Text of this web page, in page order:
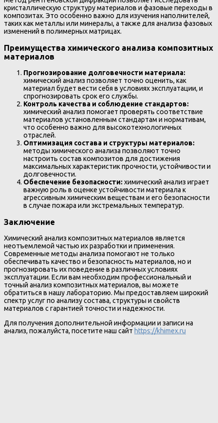
кристаллическую структуру материалов и фазовые переходы в
композитах. Это особенно важно для изучения наполнителей,
таких как металлы или минералы, а также для анализа фазовых
изменений в полимерных матрицах.
Преимущества химического анализа композитных
материалов
Прогнозирование долговечности материала:
химический анализ позволяет точно оценить, как
материал будет вести себя в условиях эксплуатации, и
спрогнозировать срок его службы.
Контроль качества и соблюдение стандартов:
химический анализ помогает проверять соответствие
материалов установленным стандартам и нормативам,
что особенно важно для высокотехнологичных
отраслей.
Оптимизация состава и структуры материалов:
методы химического анализа позволяют точно
настроить состав композитов для достижения
максимальных характеристик прочности, устойчивости и
долговечности.
Обеспечение безопасности:химический анализ играет
важную роль в оценке устойчивости материала к
агрессивным химическим веществам и его безопасности
в случае пожара или экстремальных температур.
Заключение
Химический анализ композитных материалов является
неотъемлемой частью их разработки и применения.
Современные методы анализа помогают не только
обеспечивать качество и безопасность материалов, но и
прогнозировать их поведение в различных условиях
эксплуатации. Если вам необходим профессиональный и
точный анализ композитных материалов, вы можете
обратиться в нашу лабораторию. Мы предоставляем широкий
спектр услуг по анализу состава, структуры и свойств
материалов с гарантией точности и надежности.
Для получения дополнительной информации и записи на
анализ, пожалуйста, посетите наш сайт https://khimex.ru